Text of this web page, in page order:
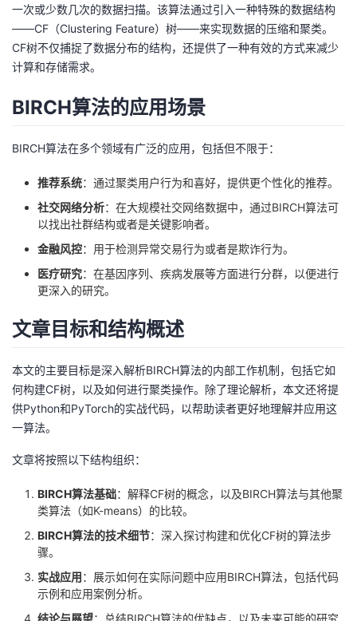
注
开
发
我
的
课
程
我
的
认
证
我
的
实
验
我
的
收
的
Programs
我
的
的
技
术
支
我
的
云
声
议
一次或少数几次的数据扫描。该算法通过引入一种特殊的数据结构
——CF（Clustering Feature）树——来实现数据的压缩和聚类。
CF树不仅捕捉了数据分布的结构，还提供了一种有效的方式来减少
计算和存储需求。
BIRCH算法的应用场景
BIRCH算法在多个领域有广泛的应用，包括但不限于：
推荐系统：通过聚类用户行为和喜好，提供更个性化的推荐。
社交网络分析：在大规模社交网络数据中，通过BIRCH算法可
以找出社群结构或者是关键影响者。
金融风控：用于检测异常交易行为或者是欺诈行为。
医疗研究：在基因序列、疾病发展等方面进行分群，以便进行
更深入的研究。
文章目标和结构概述
本文的主要目标是深入解析BIRCH算法的内部工作机制，包括它如
何构建CF树，以及如何进行聚类操作。除了理论解析，本文还将提
供Python和PyTorch的实战代码，以帮助读者更好地理解并应用这
一算法。
文章将按照以下结构组织：
BIRCH算法基础：解释CF树的概念，以及BIRCH算法与其他聚
类算法（如K-means）的比较。
BIRCH算法的技术细节：深入探讨构建和优化CF树的算法步
骤。
实战应用：展示如何在实际问题中应用BIRCH算法，包括代码
示例和应用案例分析。